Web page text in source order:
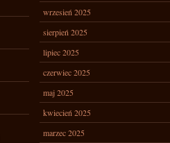
wrzesień 2025
sierpień 2025
lipiec 2025
czerwiec 2025
maj 2025
kwiecień 2025
marzec 2025